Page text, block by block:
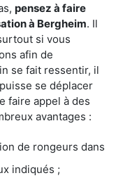
pensez à faire
à Bergheim. Il
si vous
afin de
se fait ressentir, il
se déplacer
faire appel à des
avantages :
de rongeurs dans
indiqués ;